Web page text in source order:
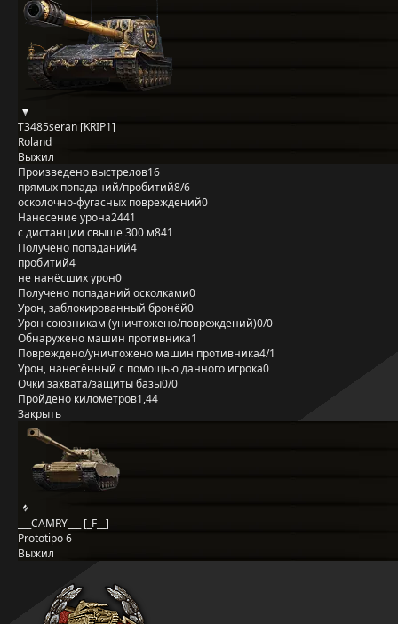
T3485seran [KRIP1]
Roland
Выжил
Произведено выстрелов16
прямых попаданий/пробитий8/6
осколочно-фугасных повреждений0
Нанесение урона2441
с дистанции свыше 300 м841
Получено попаданий4
пробитий4
не нанёсших урон0
Получено попаданий осколками0
Урон, заблокированный бронёй0
Урон союзникам (уничтожено/повреждений)0/0
Обнаружено машин противника1
Повреждено/уничтожено машин противника4/1
Урон, нанесённый с помощью данного игрока0
Очки захвата/защиты базы0/0
Пройдено километров1,44
Закрыть
___CAMRY___ [_F__]
Prototipo 6
Выжил